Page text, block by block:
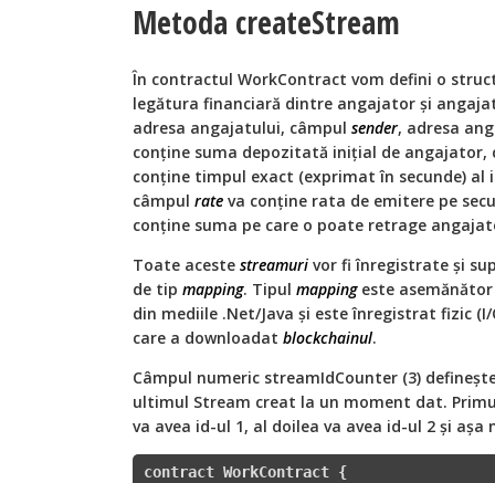
Metoda createStream
În contractul WorkContract vom defini o
legătura financiară dintre angajator și
adresa angajatului, câmpul sender, adresa
conține suma depozitată inițial de angajator,
conține timpul exact (exprimat în secunde)
câmpul rate va conține rata de emitere pe
conține suma pe care o poate retrage
Toate aceste streamuri vor fi înregistrate și
de tip mapping. Tipul mappingeste
din mediile .Net/Java și este înregistrat fizic
care a downloadat blockchainul.
Câmpul numeric streamIdCounter (3)
ultimul Stream creat la un moment dat.
va avea id-ul 1, al doilea va avea id-ul 2 și așa
contract WorkContract {